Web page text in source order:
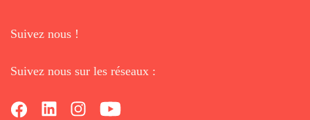
Suivez nous !
Suivez nous sur les réseaux :